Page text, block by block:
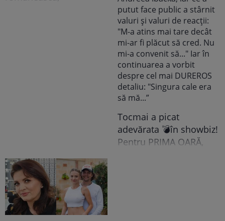
întâmplat e...
Tocmai a picat
adevărata 💣în showbiz!
Pentru PRIMA OARĂ,